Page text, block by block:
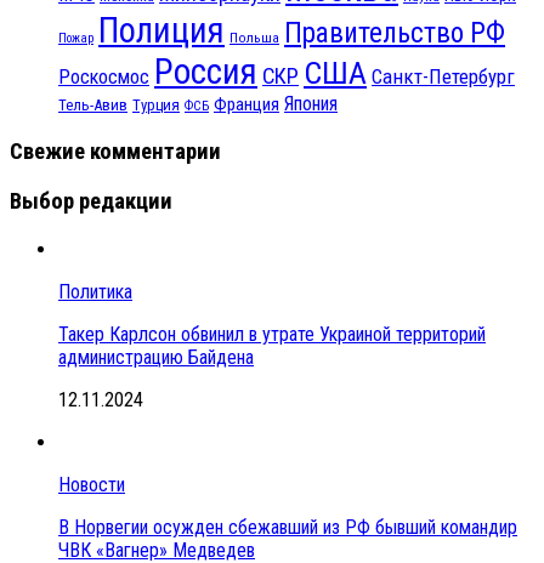
Пожар Полиция Польша Правительство РФ
Роскосмос Россия СКР США Санкт-Петербург
Тель-Авив Турция ФСБ Франция Япония
Свежие комментарии
Выбор редакции
Политика
Такер Карлсон обвинил в утрате Украиной территорий
администрацию Байдена
12.11.2024
Новости
В Норвегии осужден сбежавший из РФ бывший командир
ЧВК «Вагнер» Медведев